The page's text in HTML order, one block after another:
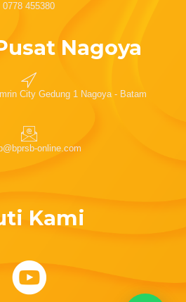
0778 455380
Nagoya
City Gedung 1 Nagoya - Batam
online.com
Kami